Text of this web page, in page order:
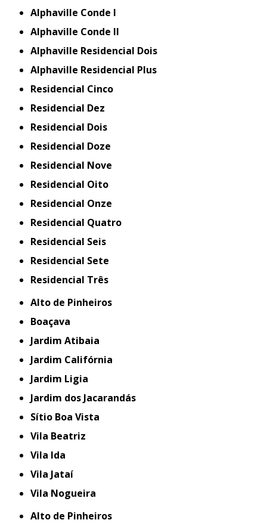
Alphaville Conde I
Alphaville Conde II
Alphaville Residencial Dois
Alphaville Residencial Plus
Residencial Cinco
Residencial Dez
Residencial Dois
Residencial Doze
Residencial Nove
Residencial Oito
Residencial Onze
Residencial Quatro
Residencial Seis
Residencial Sete
Residencial Três
Alto de Pinheiros
Boaçava
Jardim Atibaia
Jardim Califórnia
Jardim Ligia
Jardim dos Jacarandás
Sítio Boa Vista
Vila Beatriz
Vila Ida
Vila Jataí
Vila Nogueira
Alto de Pinheiros